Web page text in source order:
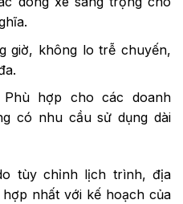
giờ, không lo trễ chuyến,
Phù hợp cho các doanh
có nhu cầu sử dụng dài
tùy chỉnh lịch trình, địa
nhất với kế hoạch của